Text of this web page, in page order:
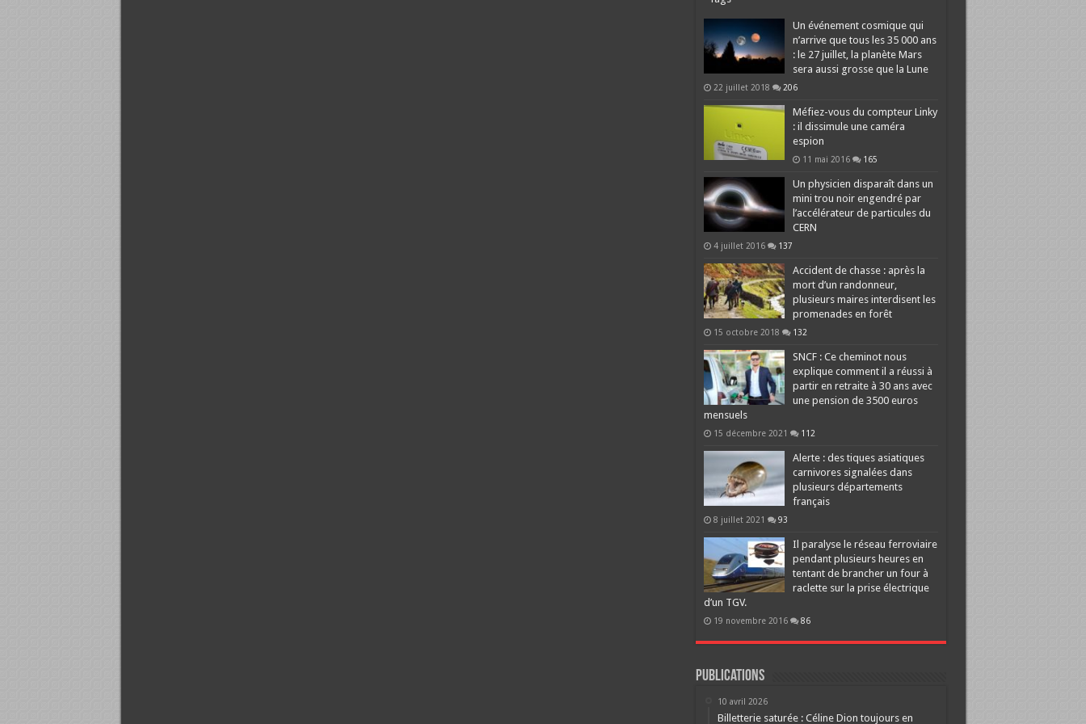
Un événement cosmique qui
n’arrive que tous les 35 000 ans
: le 27 juillet, la planète Mars
sera aussi grosse que la Lune
22 juillet 2018 206
Méfiez-vous du compteur Linky
: il dissimule une caméra
espion
11 mai 2016 165
Un physicien disparaît dans un
mini trou noir engendré par
l’accélérateur de particules du
CERN
4 juillet 2016 137
Accident de chasse : après la
mort d’un randonneur,
plusieurs maires interdisent les
promenades en forêt
15 octobre 2018 132
SNCF : Ce cheminot nous
explique comment il a réussi à
partir en retraite à 30 ans avec
une pension de 3500 euros
mensuels
15 décembre 2021 112
Alerte : des tiques asiatiques
carnivores signalées dans
plusieurs départements
français
8 juillet 2021 93
Il paralyse le réseau ferroviaire
pendant plusieurs heures en
tentant de brancher un four à
raclette sur la prise électrique
d’un TGV.
19 novembre 2016 86
Publications
10 avril 2026
Billetterie saturée : Céline Dion toujours en